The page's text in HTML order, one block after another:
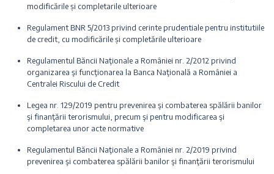
modificările și completarile ulterioare
Regulament BNR 5/2013 privind cerinte prudentiale pentru institutiile
de credit, cu modificările și completările ulterioare
Regulamentul Băncii Naţionale a României nr. 2/2012 privind
organizarea şi funcţionarea la Banca Naţională a României a
Centralei Riscului de Credit
Legea nr. 129/2019 pentru prevenirea şi combaterea spălării banilor
şi finanţării terorismului, precum şi pentru modificarea şi
completarea unor acte normative
Regulamentul Băncii Naţionale a României nr. 2/2019 privind
prevenirea şi combaterea spălării banilor şi finanţării terorismului